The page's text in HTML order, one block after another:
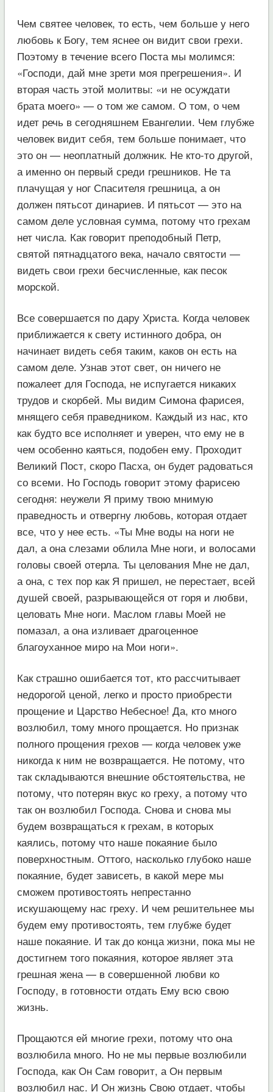
Чем святее человек, то есть, чем больше у него
любовь к Богу, тем яснее он видит свои грехи.
Поэтому в течение всего Поста мы молимся:
«Господи, дай мне зрети моя прегрешения». И
вторая часть этой молитвы: «и не осуждати
брата моего» — о том же самом. О том, о чем
идет речь в сегодняшнем Евангелии. Чем глубже
человек видит себя, тем больше понимает, что
это он — неоплатный должник. Не кто-то другой,
а именно он первый среди грешников. Не та
плачущая у ног Спасителя грешница, а он
должен пятьсот динариев. И пятьсот — это на
самом деле условная сумма, потому что грехам
нет числа. Как говорит преподобный Петр,
святой пятнадцатого века, начало святости —
видеть свои грехи бесчисленные, как песок
морской.
Все совершается по дару Христа. Когда человек
приближается к свету истинного добра, он
начинает видеть себя таким, каков он есть на
самом деле. Узнав этот свет, он ничего не
пожалеет для Господа, не испугается никаких
трудов и скорбей. Мы видим Симона фарисея,
мнящего себя праведником. Каждый из нас, кто
как будто все исполняет и уверен, что ему не в
чем особенно каяться, подобен ему. Проходит
Великий Пост, скоро Пасха, он будет радоваться
со всеми. Но Господь говорит этому фарисею
сегодня: неужели Я приму твою мнимую
праведность и отвергну любовь, которая отдает
все, что у нее есть. «Ты Мне воды на ноги не
дал, а она слезами облила Мне ноги, и волосами
головы своей отерла. Ты целования Мне не дал,
а она, с тех пор как Я пришел, не перестает, всей
душей своей, разрывающейся от горя и любви,
целовать Мне ноги. Маслом главы Моей не
помазал, а она изливает драгоценное
благоуханное миро на Мои ноги».
Как страшно ошибается тот, кто рассчитывает
недорогой ценой, легко и просто приобрести
прощение и Царство Небесное! Да, кто много
возлюбил, тому много прощается. Но признак
полного прощения грехов — когда человек уже
никогда к ним не возвращается. Не потому, что
так складываются внешние обстоятельства, не
потому, что потерян вкус ко греху, а потому что
так он возлюбил Господа. Снова и снова мы
будем возвращаться к грехам, в которых
каялись, потому что наше покаяние было
поверхностным. Оттого, насколько глубоко наше
покаяние, будет зависеть, в какой мере мы
сможем противостоять непрестанно
искушающему нас греху. И чем решительнее мы
будем ему противостоять, тем глубже будет
наше покаяние. И так до конца жизни, пока мы не
достигнем того покаяния, которое являет эта
грешная жена — в совершенной любви ко
Господу, в готовности отдать Ему всю свою
жизнь.
Прощаются ей многие грехи, потому что она
возлюбила много. Но не мы первые возлюбили
Господа, как Он Сам говорит, а Он первым
возлюбил нас. И Он жизнь Свою отдает, чтобы